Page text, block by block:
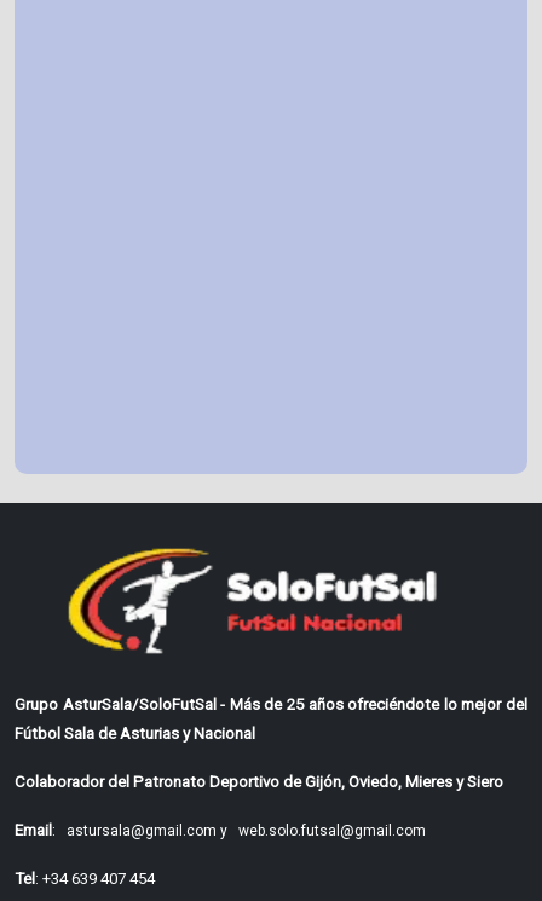
Grupo AsturSala/SoloFutSal - Más de 25 años ofreciéndote lo mejor del
Fútbol Sala de Asturias y Nacional
Colaborador del Patronato Deportivo de Gijón, Oviedo, Mieres y Siero
Email: astursala@gmail.com y web.solo.futsal@gmail.com
Tel: +34 639 407 454